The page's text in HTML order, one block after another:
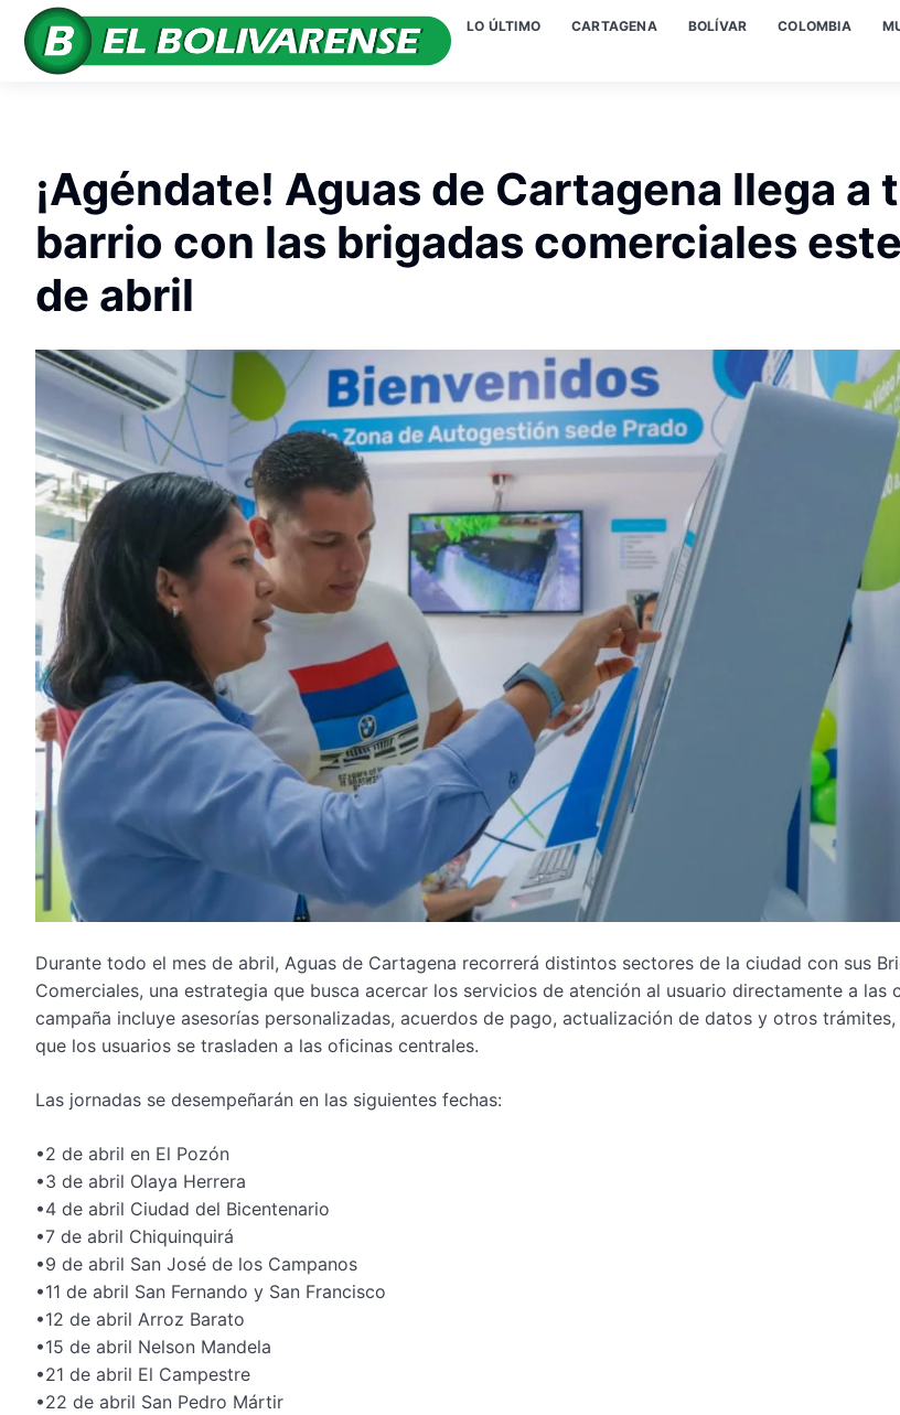
LO ÚLTIMO CARTAGENA BOLÍVAR COLOMBIA
¡Agéndate! Aguas de Cartagena llega a
barrio con las brigadas comerciales
de abril
Durante todo el mes de abril, Aguas de Cartagena recorrerá distintos sectores de la ciudad con sus
Comerciales, una estrategia que busca acercar los servicios de atención al usuario directamente a las
campaña incluye asesorías personalizadas, acuerdos de pago, actualización de datos y otros
que los usuarios se trasladen a las oficinas centrales.
Las jornadas se desempeñarán en las siguientes fechas:
•2 de abril en El Pozón
•3 de abril Olaya Herrera
•4 de abril Ciudad del Bicentenario
•7 de abril Chiquinquirá
•9 de abril San José de los Campanos
•11 de abril San Fernando y San Francisco
•12 de abril Arroz Barato
•15 de abril Nelson Mandela
•21 de abril El Campestre
•22 de abril San Pedro Mártir